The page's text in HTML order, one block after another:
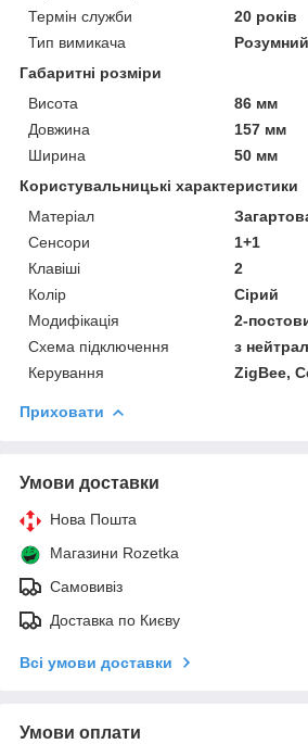
Термін служби
20 років
Тип вимикача
Габаритні розміри
Висота
86 мм
Довжина
157 мм
Ширина
50 мм
Користувальницькі характеристики
Матеріал
Сенсори
1+1
Клавіші
2
Колір
Сірий
Модифікація
2-
Схема підключення
з
Керування
ZigBee,
Приховати
Умови доставки
Нова Пошта
Магазини Rozetka
Самовивіз
Доставка по Києву
Всі умови доставки
Умови оплати